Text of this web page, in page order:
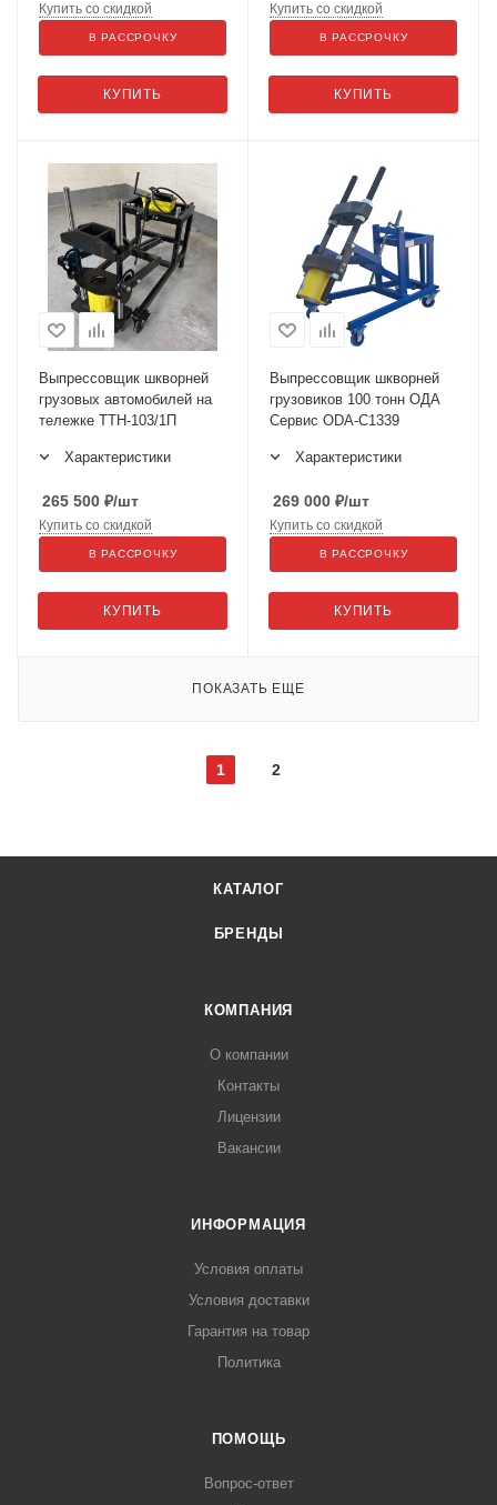
КУПИТЬ
Купить со скидкой
В РАССРОЧКУ
КУПИТЬ
Купить со скидкой
В РАССРОЧКУ
Выпрессовщик шкворней
грузовых автомобилей на
тележке ТТН-103/1П
Характеристики
265 500 ₽/шт
КУПИТЬ
Купить со скидкой
В РАССРОЧКУ
Выпрессовщик шкворней
грузовиков 100 тонн ОДА
Сервис ODA-C1339
Характеристики
269 000 ₽/шт
КУПИТЬ
Купить со скидкой
В РАССРОЧКУ
ПОКАЗАТЬ ЕЩЕ
1 2
КАТАЛОГ
БРЕНДЫ
КОМПАНИЯ
О компании
Контакты
Лицензии
Вакансии
ИНФОРМАЦИЯ
Условия оплаты
Условия доставки
Гарантия на товар
Политика
ПОМОЩЬ
Вопрос-ответ